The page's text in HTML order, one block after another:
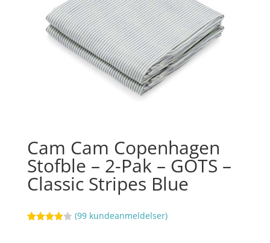
Cam Cam Copenhagen
Stofble – 2-Pak – GOTS –
Classic Stripes Blue
(99 kundeanmeldelser)